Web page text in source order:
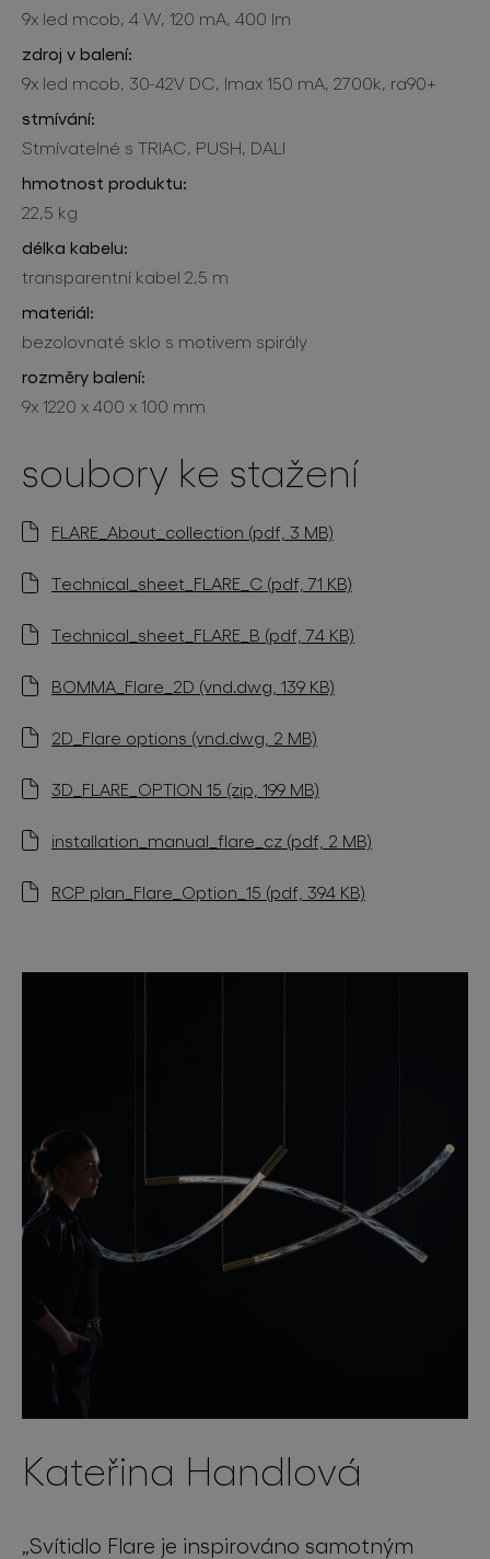
9x led mcob, 4 W, 120 mA, 400 lm
zdroj v balení:
9x led mcob, 30-42V DC, lmax 150 mA, 2700k, ra90+
stmívání:
Stmívatelné s TRIAC, PUSH, DALI
hmotnost produktu:
22,5 kg
délka kabelu:
transparentní kabel 2,5 m
materiál:
bezolovnaté sklo s motivem spirály
rozměry balení:
9x 1220 x 400 x 100 mm
soubory ke stažení
FLARE_About_collection (pdf, 3 MB)
Technical_sheet_FLARE_C (pdf, 71 KB)
Technical_sheet_FLARE_B (pdf, 74 KB)
BOMMA_Flare_2D (vnd.dwg, 139 KB)
2D_Flare options (vnd.dwg, 2 MB)
3D_FLARE_OPTION 15 (zip, 199 MB)
installation_manual_flare_cz (pdf, 2 MB)
RCP plan_Flare_Option_15 (pdf, 394 KB)
Kateřina Handlová
Svítidlo Flare je inspirováno samotným